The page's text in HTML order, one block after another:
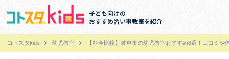
子ども向けの
おすすめ習い事教室を紹介
コトスタkids 幼児教室 【料金比較】岐阜市の幼児教室おすすめ8選！口コミや